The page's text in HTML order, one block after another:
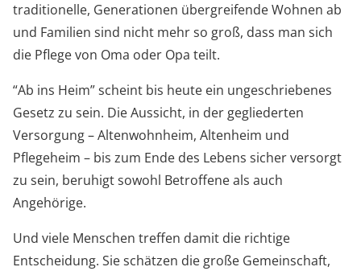
traditionelle, Generationen übergreifende Wohnen ab
und Familien sind nicht mehr so groß, dass man sich
die Pflege von Oma oder Opa teilt.
“Ab ins Heim” scheint bis heute ein ungeschriebenes
Gesetz zu sein. Die Aussicht, in der gegliederten
Versorgung – Altenwohnheim, Altenheim und
Pflegeheim – bis zum Ende des Lebens sicher versorgt
zu sein, beruhigt sowohl Betroffene als auch
Angehörige.
Und viele Menschen treffen damit die richtige
Entscheidung. Sie schätzen die große Gemeinschaft,